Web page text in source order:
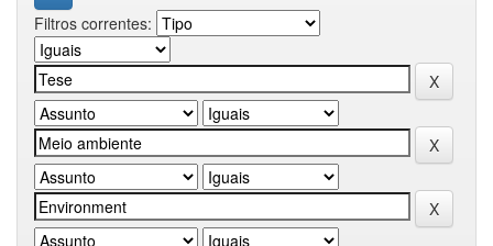
Filtros correntes: